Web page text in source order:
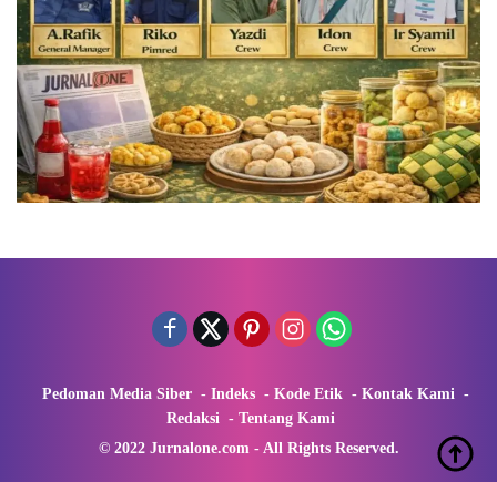
Pedoman Media Siber Indeks Kode Etik
Kontak Kami
Redaksi
Tentang Kami
© 2022 Jurnalone.com - All Rights Reserved.